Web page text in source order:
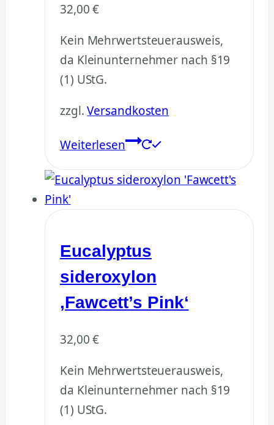
32,00€
Kein Mehrwertsteuerausweis,
da Kleinunternehmer nach §19
(1) UStG.
zzgl.Versandkosten
Weiterlesen
Eucalyptus
sideroxylon
‚Fawcett’s Pink‘
32,00€
Kein Mehrwertsteuerausweis,
da Kleinunternehmer nach §19
(1) UStG.